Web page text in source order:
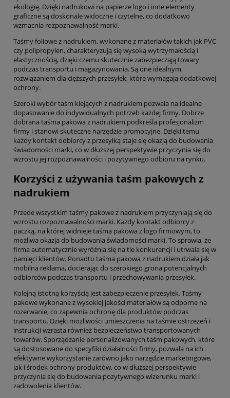
ekologię. Dzięki nadrukowi na papierze logo i inne elementy
graficzne są doskonale widoczne i czytelne, co dodatkowo
wzmacnia rozpoznawalność marki.
Taśmy foliowe z nadrukiem, wykonane z materiałów takich jak PVC
czy polipropylen, charakteryzują się wysoką wytrzymałością i
elastycznością, dzięki czemu skutecznie zabezpieczają towary
podczas transportu i magazynowania. Są one idealnym
rozwiązaniem dla cięższych przesyłek, które wymagają dodatkowej
ochrony.
Szeroki wybór taśm klejących z nadrukiem pozwala na idealne
dopasowanie do indywidualnych potrzeb każdej firmy. Dobrze
dobrana taśma pakowa z nadrukiem podkreśla profesjonalizm
firmy i stanowi skuteczne narzędzie promocyjne. Dzięki temu
każdy kontakt odbiorcy z przesyłką staje się okazją do budowania
świadomości marki, co w dłuższej perspektywie przyczynia się do
wzrostu jej rozpoznawalności i pozytywnego odbioru na rynku.
Korzyści z używania taśm pakowych z
nadrukiem
Przede wszystkim taśmy pakowe z nadrukiem przyczyniają się do
wzrostu rozpoznawalności marki. Każdy kontakt odbiorcy z
paczką, na której widnieje taśma pakowa z logo firmowym, to
możliwa okazja do budowania świadomości marki. To sprawia, że
firma automatycznie wyróżnia się na tle konkurencji i utrwala się w
pamięci klientów. Ponadto taśma pakowa z nadrukiem działa jak
mobilna reklama, docierając do szerokiego grona potencjalnych
odbiorców podczas transportu i przechowywania przesyłek.
Kolejną istotną korzyścią jest zabezpieczenie przesyłek. Taśmy
pakowe wykonane z wysokiej jakości materiałów są odporne na
rozerwanie, co zapewnia ochronę dla produktów podczas
transportu. Dzięki możliwości umieszczenia na taśmie ostrzeżeń i
instrukcji wzrasta również bezpieczeństwo transportowanych
towarów. Sporządzanie personalizowanych taśm pakowych, które
są dostosowane do specyfiki działalności firmy, pozwala na ich
efektywne wykorzystanie zarówno jako narzędzie marketingowe,
jak i środek ochrony produktów, co w dłuższej perspektywie
przyczynia się do budowania pozytywnego wizerunku marki i
zadowolenia klientów.